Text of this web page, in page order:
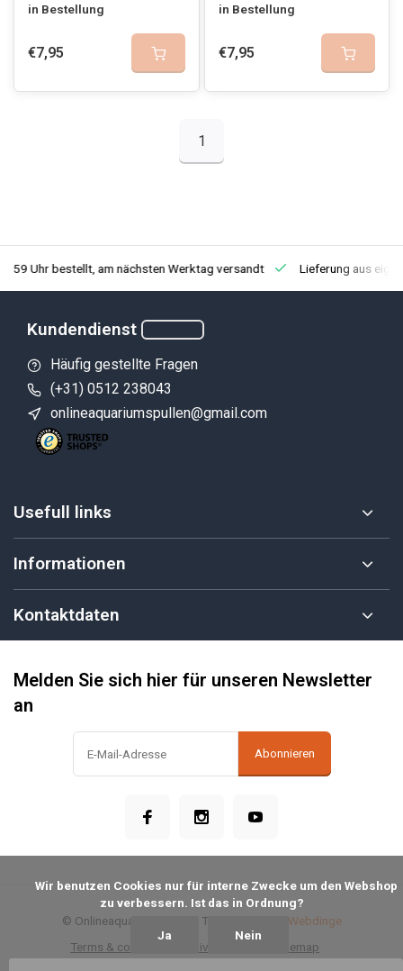
in Bestellung
€7,95
in Bestellung
€7,95
1
Uhr bestellt, am nächsten Werktag versandt Lieferung aus
Kundendienst
Häufig gestellte Fragen
(+31) 0512 238043
onlineaquariumspullen@gmail.com
Usefull links
Informationen
Kontaktdaten
Melden Sie sich hier für unseren Newsletter
an
Abonnieren
Terms & conditions Privacy Policy Sitemap
© Onlineaquariumspullen - Theme made by Webdinge
zu verbessern. Ist das in Ordnung?
Ja Nein